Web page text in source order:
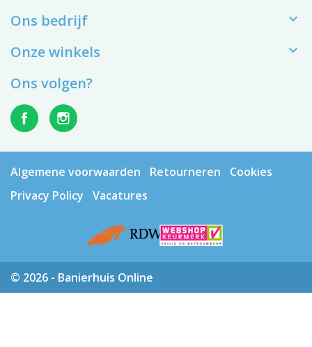
Ons bedrijf 
Onze winkels 
Ons volgen?
Algemene voorwaarden Retourneren
Cookies
Privacy Policy
Vacatures
© 2026 - Banierhuis Online